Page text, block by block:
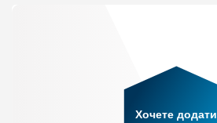
Хочете додати